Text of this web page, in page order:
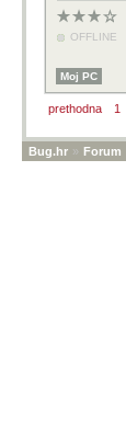
OFFLINE
Moj PC
prethodna 1
Bug.hr » Forum